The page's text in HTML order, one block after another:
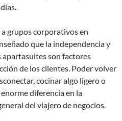
grupos corporativos en
que la independencia y
son factores
de los clientes. Poder volver
cocinar algo ligero o
diferencia en la
del viajero de negocios.